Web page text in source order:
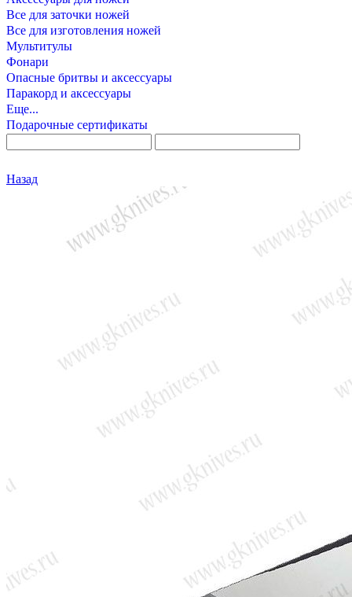
Все для заточки ножей
Все для изготовления ножей
Мультитулы
Фонари
Опасные бритвы и аксессуары
Паракорд и аксессуары
Еще...
Подарочные сертификаты
Назад